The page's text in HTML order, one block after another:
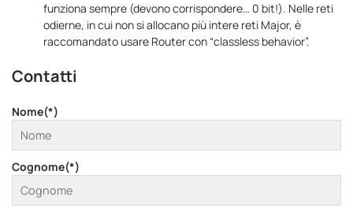
funziona sempre (devono corrispondere… 0 bit!). Nelle reti
odierne, in cui non si allocano più intere reti Major, è
raccomandato usare Router con “classless behavior”.
Contatti
Nome(*)
Cognome(*)